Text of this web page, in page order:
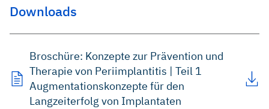
Downloads
Broschüre: Konzepte zur Prävention und
Therapie von Periimplantitis | Teil 1
Augmentationskonzepte für den
Langzeiterfolg von Implantaten